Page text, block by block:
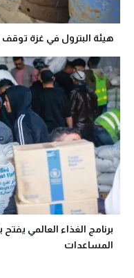
هيئة البترول في غزة توقف
برنامج الغذاء العالمي
المساعدات